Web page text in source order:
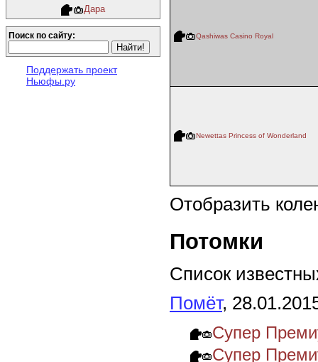
Дара
Поиск по сайту:
Поддержать проект
Ньюфы.ру
Qashiwas Casino Royal
Newettas Princess of Wonderland
Отобразить
Потомки
Список
Помёт,
Супер
Супер